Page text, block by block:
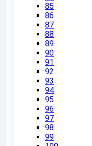
85
86
87
88
89
90
91
92
93
94
95
96
97
98
99